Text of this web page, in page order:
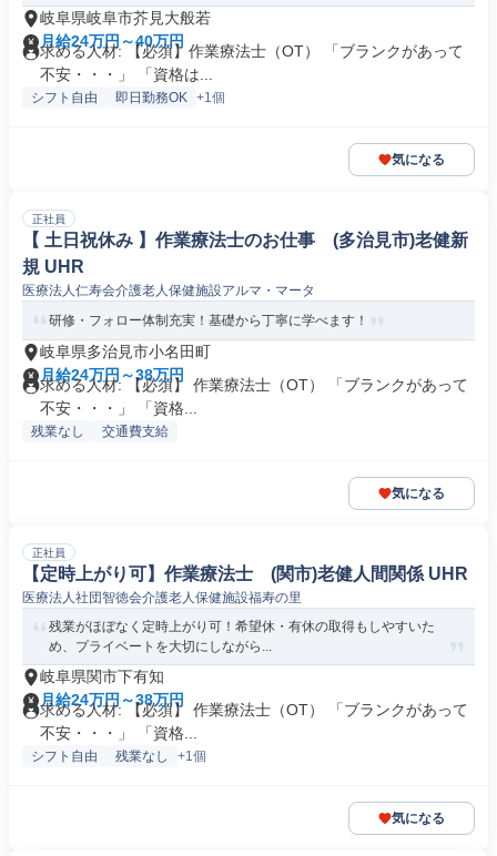
岐阜県岐阜市芥見大般若
月給24万円～40万円
求める人材: 【必須】作業療法士（OT） 「ブランクがあって
不安・・・」 「資格は...
シフト自由 即日勤務OK +1個
気になる
正社員
【 土日祝休み 】作業療法士のお仕事 (多治見市)老健新
規 UHR
医療法人仁寿会介護老人保健施設アルマ・マータ
研修・フォロー体制充実！基礎から丁寧に学べます！
岐阜県多治見市小名田町
月給24万円～38万円
求める人材: 【必須】 作業療法士（OT） 「ブランクがあって
不安・・・」 「資格...
残業なし 交通費支給
気になる
正社員
【定時上がり可】作業療法士 (関市)老健人間関係 UHR
医療法人社団智徳会介護老人保健施設福寿の里
残業がほぼなく定時上がり可！希望休・有休の取得もしやすいた
め、プライベートを大切にしながら...
岐阜県関市下有知
月給24万円～38万円
求める人材: 【必須】 作業療法士（OT） 「ブランクがあって
不安・・・」 「資格...
シフト自由 残業なし +1個
気になる